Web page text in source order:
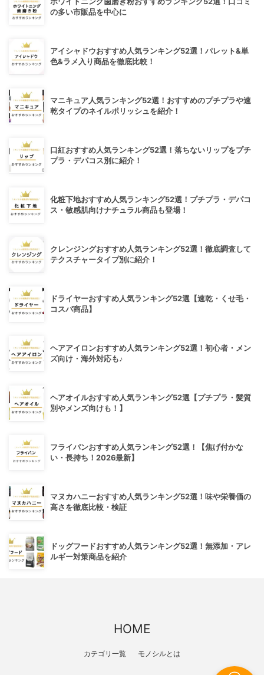
の多い市販品を中心に
アイシャドウおすすめ人気ランキング52選！パレット&単
色&ラメ入り商品を徹底比較！
マニキュア人気ランキング52選！おすすめのプチプラや速
乾タイプのネイルポリッシュを紹介！
口紅おすすめ人気ランキング52選！落ちないリップをプチ
プラ・デパコス別に紹介！
化粧下地おすすめ人気ランキング52選！プチプラ・デパコ
ス・敏感肌向けナチュラル商品も登場！
クレンジングおすすめ人気ランキング52選！徹底調査して
テクスチャータイプ別に紹介！
ドライヤーおすすめ人気ランキング52選【速乾・くせ毛・
コスパ商品】
ヘアアイロンおすすめ人気ランキング52選！初心者・メン
ズ向け・海外対応も♪
ヘアオイルおすすめ人気ランキング52選【プチプラ・髪質
別やメンズ向けも！】
フライパンおすすめ人気ランキング52選！【焦げ付かな
い・長持ち！2026最新】
マヌカハニーおすすめ人気ランキング52選！味や栄養価の
高さを徹底比較・検証
ドッグフードおすすめ人気ランキング52選！無添加・アレ
ルギー対策商品を紹介
HOME
カテゴリ一覧 モノシルとは